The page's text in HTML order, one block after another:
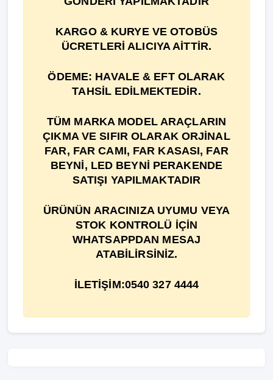
KARGO & KURYE VE OTOBÜS
ÜCRETLERİ ALICIYA AİTTİR.
ÖDEME: HAVALE & EFT OLARAK
TAHSİL EDİLMEKTEDİR.
TÜM MARKA MODEL ARAÇLARIN
ÇIKMA VE SIFIR OLARAK ORJİNAL
FAR, FAR CAMI, FAR KASASI, FAR
BEYNİ, LED BEYNİ PERAKENDE
SATIŞI YAPILMAKTADIR
ÜRÜNÜN ARACINIZA UYUMU VEYA
STOK KONTROLÜ İÇİN
WHATSAPPDAN MESAJ
ATABİLİRSİNİZ.
İLETİŞİM:0540 327 4444